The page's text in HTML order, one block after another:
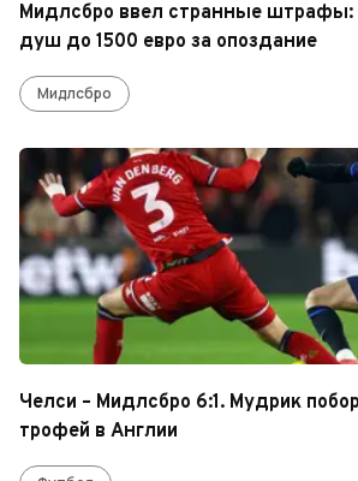
Мидлсбро ввел странные штрафы:
душ до 1500 евро за опоздание
Мидлсбро
Челси – Мидлсбро 6:1. Мудрик
трофей в Англии